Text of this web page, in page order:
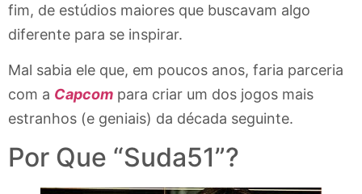
fim, de estúdios maiores que buscavam algo
diferente para se inspirar.
Mal sabia ele que, em poucos anos, faria parceria
com a Capcom para criar um dos jogos mais
estranhos (e geniais) da década seguinte.
Por Que “Suda51”?